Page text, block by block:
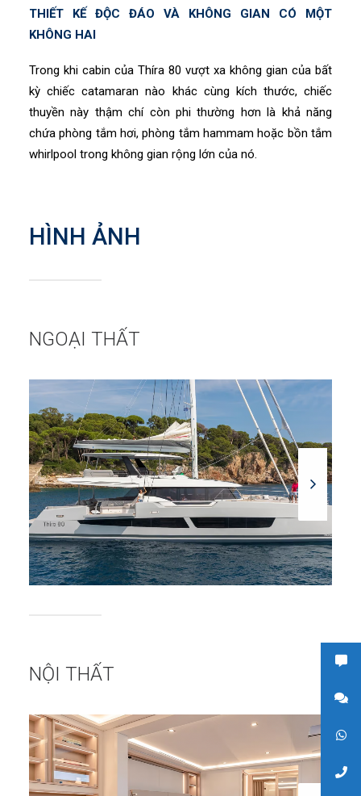
THIẾT KẾ ĐỘC ĐÁO VÀ KHÔNG GIAN CÓ MỘT
KHÔNG HAI
Trong khi cabin của Thíra 80 vượt xa không gian của bất
kỳ chiếc catamaran nào khác cùng kích thước, chiếc
thuyền này thậm chí còn phi thường hơn là khả năng
chứa phòng tắm hơi, phòng tắm hammam hoặc bồn tắm
whirlpool trong không gian rộng lớn của nó.
HÌNH ẢNH
NGOẠI THẤT
NỘI THẤT